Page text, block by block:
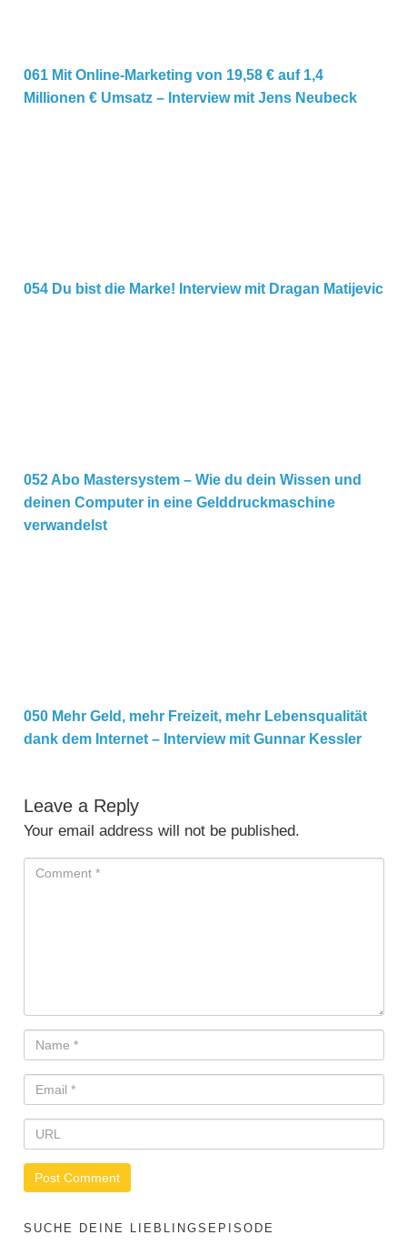
061 Mit Online-Marketing von 19,58 € auf 1,4
Millionen € Umsatz – Interview mit Jens Neubeck
054 Du bist die Marke! Interview mit Dragan Matijevic
052 Abo Mastersystem – Wie du dein Wissen und
deinen Computer in eine Gelddruckmaschine
verwandelst
050 Mehr Geld, mehr Freizeit, mehr Lebensqualität
dank dem Internet – Interview mit Gunnar Kessler
Leave a Reply
Your email address will not be published.
SUCHE DEINE LIEBLINGSEPISODE